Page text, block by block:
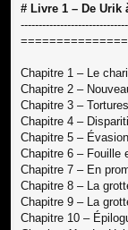
# Livre 1 – De Urik
Chapitre 1 – Le
Chapitre 2 –
Chapitre 3 –
Chapitre 4 –
Chapitre 5 –
Chapitre 6 – Fouille
Chapitre 7 – En
Chapitre 8 – La
Chapitre 9 – La
Chapitre 10 –